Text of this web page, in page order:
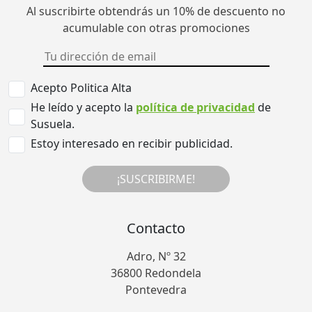
Al suscribirte obtendrás un 10% de descuento no
acumulable con otras promociones
Acepto Politica Alta
He leído y acepto la política de privacidad de
Susuela.
Estoy interesado en recibir publicidad.
¡SUSCRIBIRME!
Contacto
Adro, Nº 32
36800 Redondela
Pontevedra